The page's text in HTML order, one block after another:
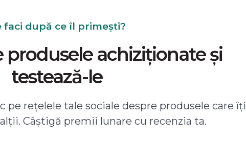
faci după ce îl primești?
produsele achiziționate și
testează-le
rețelele tale sociale despre produsele care îți
Câștigă premii lunare cu recenzia ta.